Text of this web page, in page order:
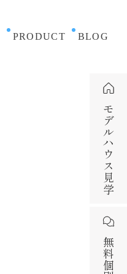
PRODUCT BLOG
モデルハウス見学